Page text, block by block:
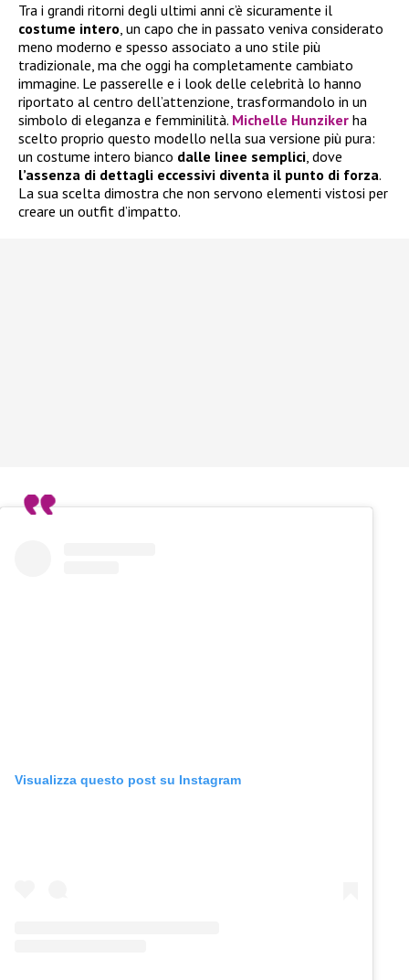
Tra i grandi ritorni degli ultimi anni c’è sicuramente il
costume intero, un capo che in passato veniva considerato
meno moderno e spesso associato a uno stile più
tradizionale, ma che oggi ha completamente cambiato
immagine. Le passerelle e i look delle celebrità lo hanno
riportato al centro dell’attenzione, trasformandolo in un
simbolo di eleganza e femminilità. Michelle Hunziker ha
scelto proprio questo modello nella sua versione più pura:
un costume intero bianco dalle linee semplici, dove
l’assenza di dettagli eccessivi diventa il punto di forza.
La sua scelta dimostra che non servono elementi vistosi per
creare un outfit d’impatto.
Visualizza questo post su Instagram